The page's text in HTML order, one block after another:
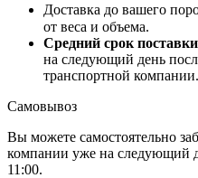
Доставка до вашего
от веса и объема.
Средний срок
на следующий день
транспортной компании.
Самовывоз
Вы можете самостоятельно
компании уже на следующий
11:00.